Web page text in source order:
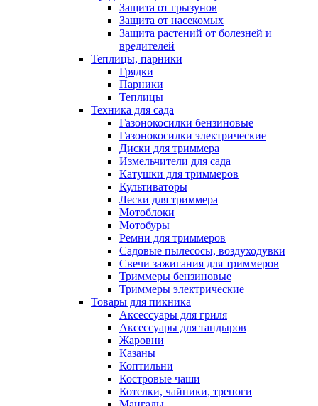
Защита от грызунов
Защита от насекомых
Защита растений от болезней и
вредителей
Теплицы, парники
Грядки
Парники
Теплицы
Техника для сада
Газонокосилки бензиновые
Газонокосилки электрические
Диски для триммера
Измельчители для сада
Катушки для триммеров
Культиваторы
Лески для триммера
Мотоблоки
Мотобуры
Ремни для триммеров
Садовые пылесосы, воздуходувки
Свечи зажигания для триммеров
Триммеры бензиновые
Триммеры электрические
Товары для пикника
Аксессуары для гриля
Аксессуары для тандыров
Жаровни
Казаны
Коптильни
Костровые чаши
Котелки, чайники, треноги